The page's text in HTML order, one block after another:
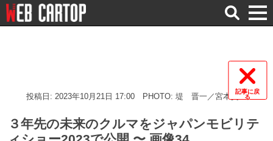
検
索
記事に戻
る
投稿日: 2023年10月21日 17:00 PHOTO: 堤 晋一／宮本賢二
３年先の未来のクルマをジャパンモビリテ